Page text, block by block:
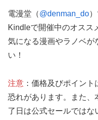
電漫堂（@denman_do
Kindleで開催中のオスス
気になる漫画やラノベが
い！
注意 ：価格及びポイン
恐れがあります。また、
了日は公式セールではな